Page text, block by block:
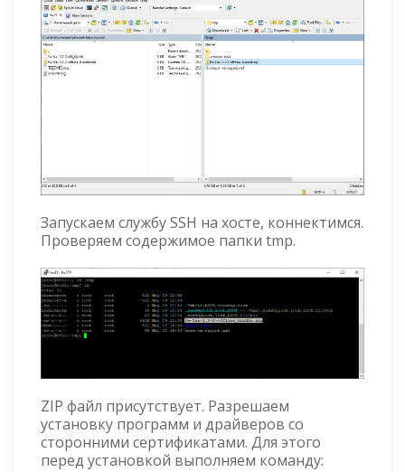
Запускаем службу SSH на хосте, коннектимся.
Проверяем содержимое папки tmp.
ZIP файл присутствует. Разрешаем
установку программ и драйверов со
сторонними сертификатами. Для этого
перед установкой выполняем команду: